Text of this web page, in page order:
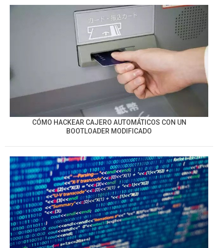
CÓMO HACKEAR CAJERO AUTOMÁTICOS CON UN
BOOTLOADER MODIFICADO